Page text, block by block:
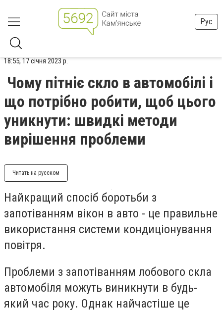
Рус
18:55, 17 січня 2023 р.
Чому пітніє скло в автомобілі і
що потрібно робити, щоб цього
уникнути: швидкі методи
вирішення проблеми
Читать на русском
Найкращий спосіб боротьби з
запотіванням вікон в авто - це правильне
використання системи кондиціонування
повітря.
Проблеми з запотіванням лобового скла
автомобіля можуть виникнути в будь-
який час року. Однак найчастіше це